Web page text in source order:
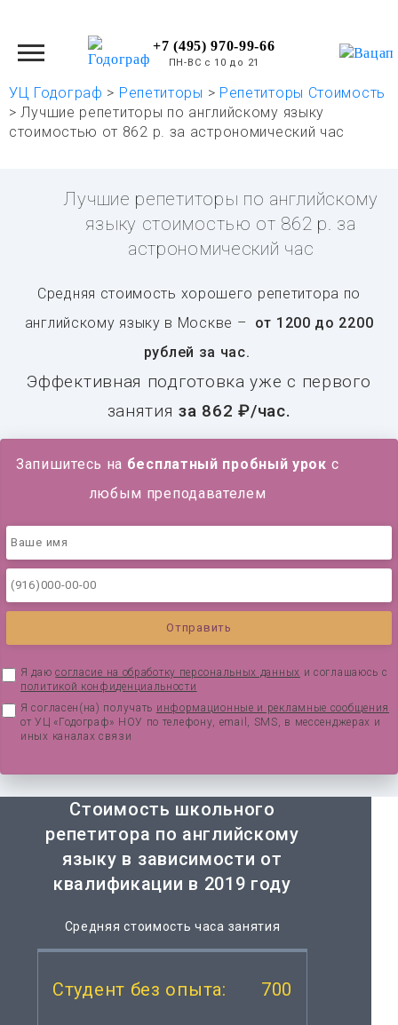
+7 (495) 970-99-66
ПН-ВС с 10 до 21
УЦ Годограф > Репетиторы > Репетиторы Стоимость
>Лучшие репетиторы по английскому языку
стоимостью от 862 р. за астрономический час
Лучшие репетиторы по английскому
языку стоимостью от 862 р. за
астрономический час
Средняя стоимость хорошего репетитора по
английскому языку в Москве – от 1200 до 2200
рублей за час.
Эффективная подготовка уже с первого
занятияза 862 ₽/час.
Запишитесь на бесплатный пробный урок с
любым преподавателем
Я даюсогласие на обработку персональных данных и соглашаюсь с
политикой конфиденциальности
Я согласен(на) получать информационные и рекламные сообщения
от УЦ «Годограф» НОУ по телефону, email, SMS, в мессенджерах и
иных каналах связи
Стоимость школьного
репетитора по английскому
языку в зависимости от
квалификации в 2019 году
Средняя стоимость часа занятия
700